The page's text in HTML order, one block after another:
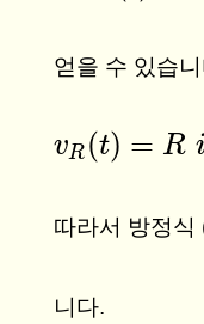
얻을 수 있습
vR (t) = R i
vR(t)= Ri( )=−
따라서 방정식
니다.